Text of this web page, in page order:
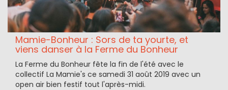
Mamie-Bonheur : Sors de ta yourte, et
viens danser à la Ferme du Bonheur
La Ferme du Bonheur fête la fin de l'été avec le
collectif La Mamie's ce samedi 31 août 2019 avec un
open air bien festif tout l'après-midi.